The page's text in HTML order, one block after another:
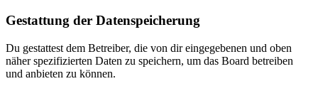
Gestattung der Datenspeicherung
Du gestattest dem Betreiber, die von dir eingegebenen und oben
näher spezifizierten Daten zu speichern, um das Board betreiben
und anbieten zu können.